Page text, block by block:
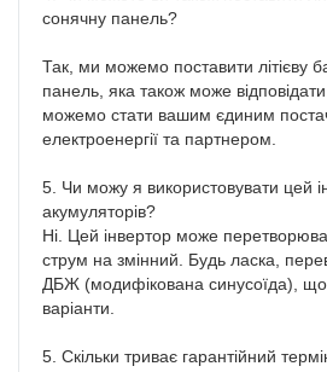
сонячну панель?
Так, ми можемо поставити літієву
панель, яка також може
можемо стати вашим єдиним
електроенергії та партнером.
5. Чи можу я використовувати цей
акумуляторів?
Ні. Цей інвертор може
струм на змінний. Будь ласка,
ДБЖ (модифікована синусоїда),
варіанти.
5. Скільки триває гарантійний